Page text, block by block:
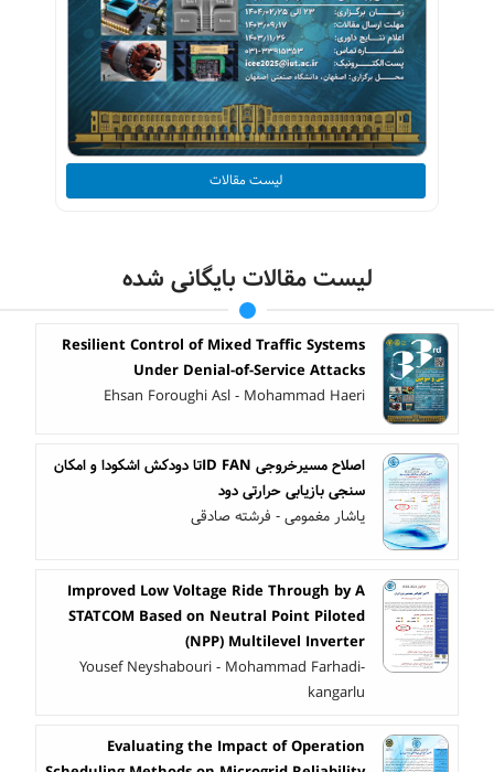
لیست مقالات
لیست مقالات بایگانی شده
Resilient Control of Mixed Traffic Systems
Under Denial-of-Service Attacks
Ehsan Foroughi Asl - Mohammad Haeri
اصلاح مسیرخروجی ID FANتا دودکش اشکودا و امکان
سنجی بازیابی حرارتی دود
یاشار مغمومی - فرشته صادقی
Improved Low Voltage Ride Through by A
STATCOM Based on Neutral Point Piloted
(NPP) Multilevel Inverter
Yousef Neyshabouri - Mohammad Farhadi-
kangarlu
Evaluating the Impact of Operation